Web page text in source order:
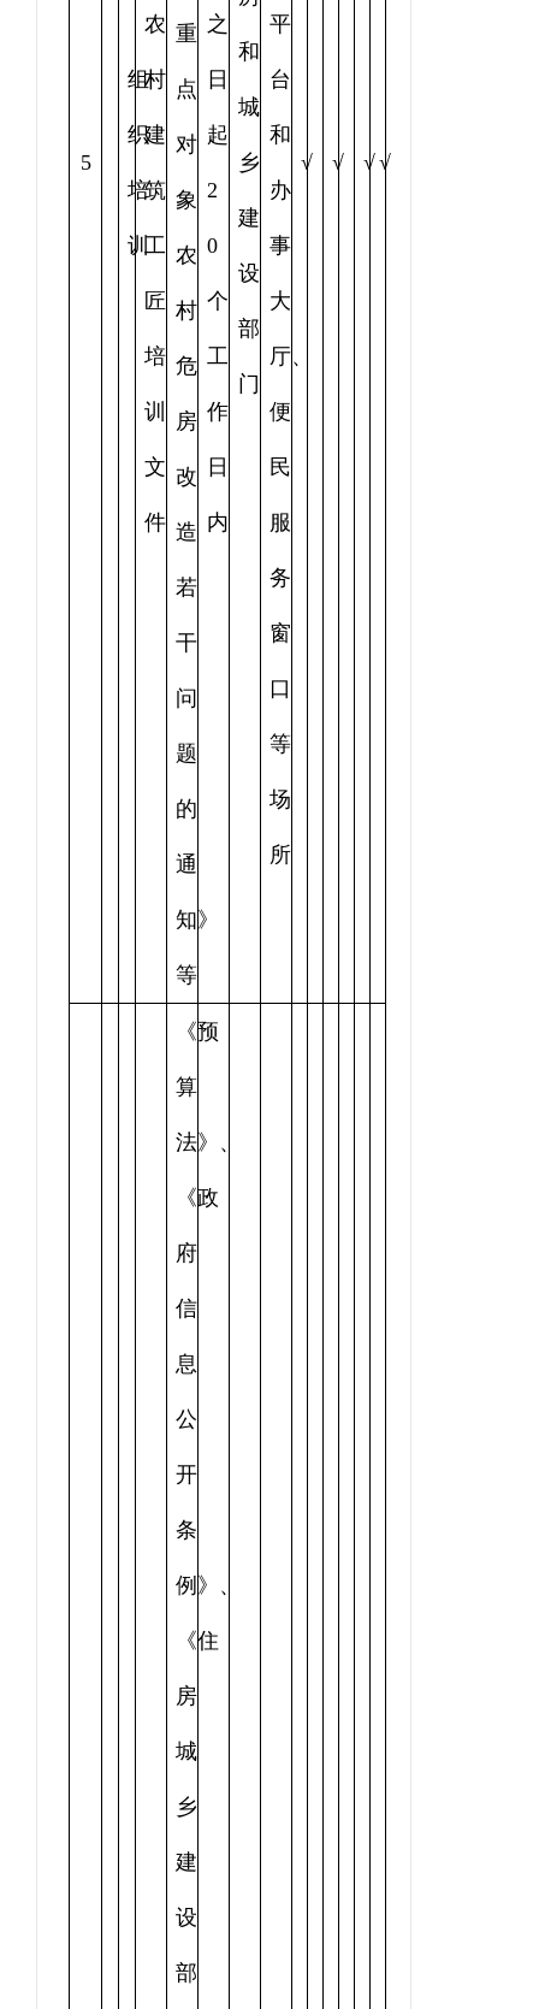
重
点
对
象
农
村
危
房
改
造
若
干
问
题
的
通
知》
等
5
组
织
培
训
农
村
建
筑
工
匠
培
训
文
件
之
日
起
2
0
个
工
作
日
内
和
城
乡
建
设
部
门
平
台
和
办
事
大
厅、
便
民
服
务
窗
口
等
场
所
√ √ √√
《预
算
法》、
《政
府
信
息
公
开
条
例》、
《住
房
城
乡
建
设
部